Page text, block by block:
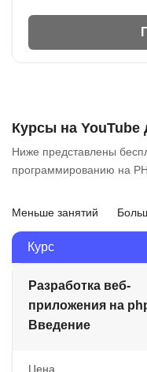
Курсы на YouTube
Ниже представлены
программированию на
Меньше занятий
Курс
Разработка веб-
приложения на
Введение
Цена